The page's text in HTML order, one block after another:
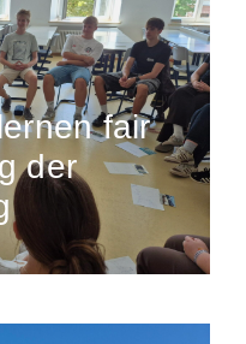
fair
der